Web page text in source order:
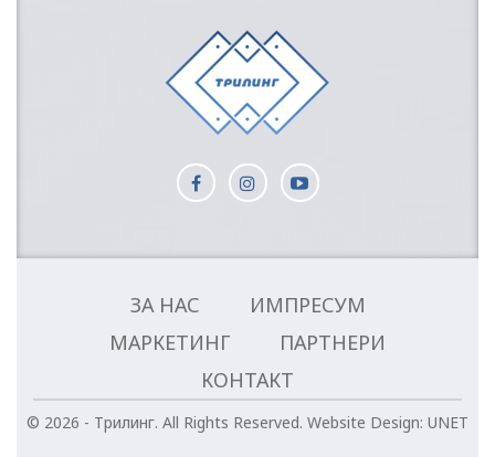
ЗА НАС
ИМПРЕСУМ
МАРКЕТИНГ
ПАРТНЕРИ
КОНТАКТ
© 2026 - Трилинг. All Rights Reserved. Website Design: UNET